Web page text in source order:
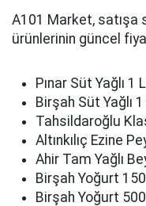
A101 Market,
ürünlerinin güncel
Pınar Süt Yağlı 1
Birşah Süt Yağlı
Tahsildaroğlu
Altınkılıç Ezine
Ahir Tam Yağlı
Birşah Yoğurt
Birşah Yoğurt